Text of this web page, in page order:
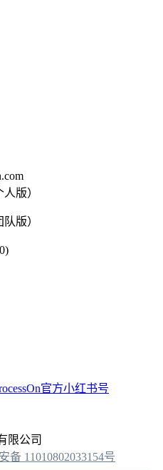
版）
版）
限公司
备 11010802033154号